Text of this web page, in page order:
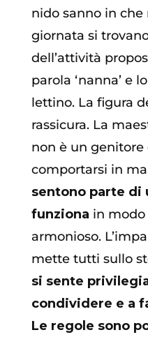
nido sanno in
giornata si
dell’attività
parola ‘nanna’ e
lettino. La figura
rassicura. La
non è un genitore
comportarsi in
sentono parte di
funziona in modo
armonioso.
mette tutti sullo
si sente
condividere e a
Le regole sono